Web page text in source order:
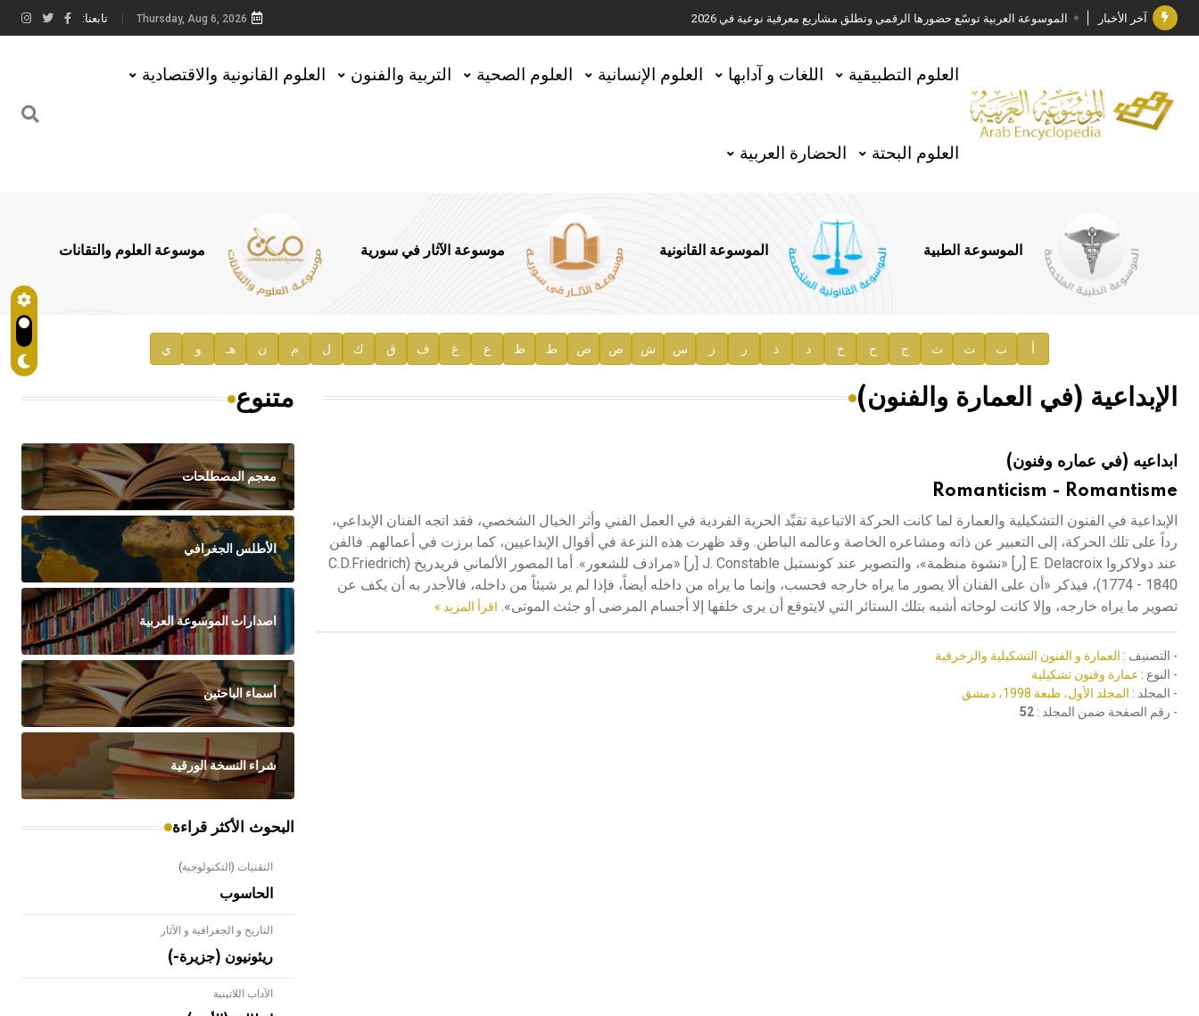
آخر الأخبار الموسوعة العربية توسّع حضورها الرقمي وتطلق مشاريع معرفية نوعية في 2026
جائزة مجمع الملك سلمان العالمي للغة العربية 2025
الأستاذ إياد خالد الطباع مدير عام لهيئة الموسوعة العربية
السيد محمد ياسين صالح وزيرا للثقافة
توصيات مجلس الإدارة
صدور المجلد السابع من موسوعة الآثار في سورية
إعلان..
هيئة الموسوعة العربية تطلق موسوعات جديدة في عام 2026
Thursday, Aug 6, 2026 تابعنا:
العلوم التطبيقية اللغات و آدابها العلوم الإنسانية العلوم الصحية التربية والفنون العلوم القانونية والاقتصادية
العلوم البحتة الحضارة العربية
الموسوعة الطبية الموسوعة القانونية موسوعة الآثار في سورية موسوعة العلوم والتقانات
أ ب ت ث ج ح خ د ذ ر ز س ش ص ض ط ظ ع غ ف ق ك ل م ن هـ و ي
الإبداعية (في العمارة والفنون)
ابداعيه (في عماره وفنون)
Romanticism - Romantisme
الإبداعية في الفنون التشكيلية والعمارة لما كانت الحركة الاتباعية تقيِّد الحرية الفردية في العمل الفني وأثر الخيال الشخصي، فقد اتجه الفنان الإبداعي،
رداً على تلك الحركة، إلى التعبير عن ذاته ومشاعره الخاصة وعالمه الباطن. وقد ظهرت هذه النزعة في أقوال الإبداعيين، كما برزت في أعمالهم. فالفن
عند دولاكروا E. Delacroix [ر] «نشوة منظمة»، والتصوير عند كونستبل J. Constable [ر] «مرادف للشعور». أما المصور الألماني فريدريخ (C.D.Friedrich
(1774 - 1840، فيذكر «أن على الفنان ألا يصور ما يراه خارجه فحسب، وإنما ما يراه من داخله أيضاً، فإذا لم ير شيئاً من داخله، فالأجدر به أن يكف عن
تصوير ما يراه خارجه، وإلا كانت لوحاته أشبه بتلك الستائر التي لايتوقع أن يرى خلفها إلا أجسام المرضى أو جثث الموتى». اقرأ المزيد »
- التصنيف : العمارة و الفنون التشكيلية والزخرفية
- النوع : عمارة وفنون تشكيلية
- المجلد : المجلد الأول، طبعة 1998، دمشق
- رقم الصفحة ضمن المجلد : 52
متنوع
معجم المصطلحات
الأطلس الجغرافي
اصدارات الموسوعة العربية
أسماء الباحثين
شراء النسخة الورقية
البحوث الأكثر قراءة
التقنيات (التكنولوجية)
الحاسوب
التاريخ و الجغرافية و الآثار
ريئونيون (جزيرة-)
الآداب اللاتينية